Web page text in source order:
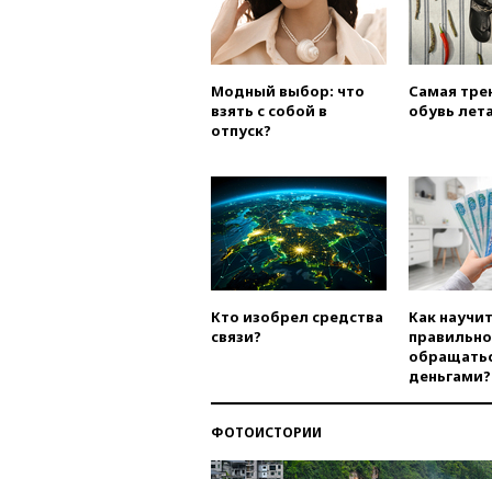
Модный выбор: что
взять с собой в
отпуск?
Самая
обувь
Кто изобрел средства
связи?
Как
правильно
деньгами?
ФОТОИСТОРИИ